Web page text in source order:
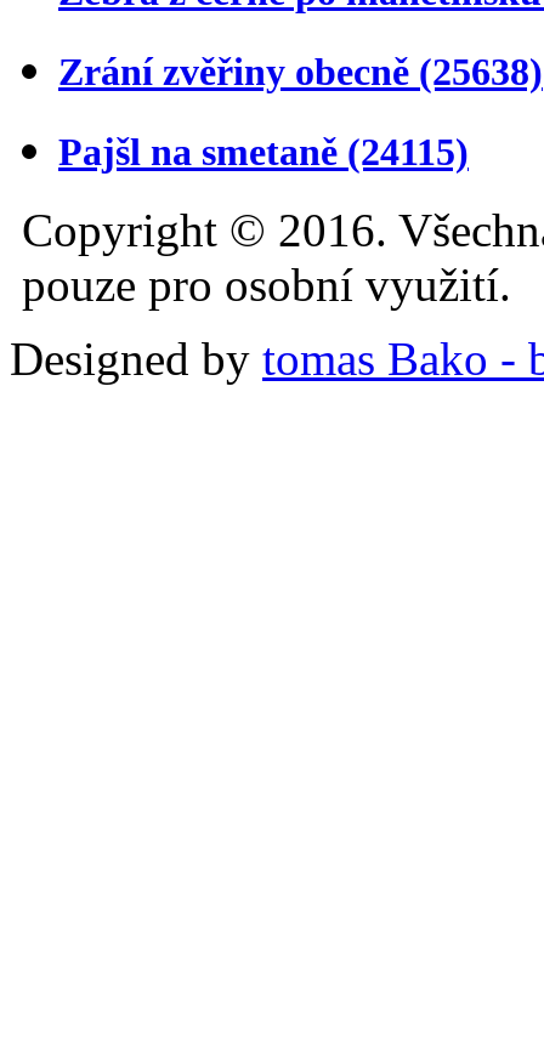
Zrání zvěřiny obecně (25638)
Pajšl na smetaně (24115)
Copyright © 2016.
pouze pro osobní využití.
Designed by tomas Bako -